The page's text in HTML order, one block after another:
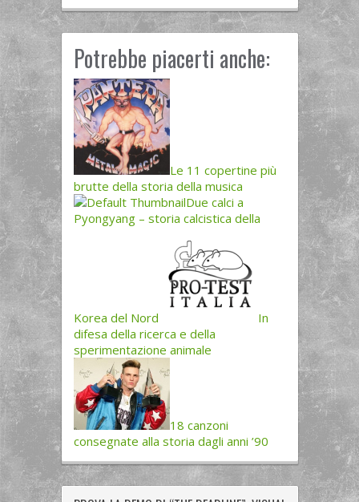
Potrebbe piacerti anche:
Le 11 copertine più
brutte della storia della musica
Due calci a
Pyongyang – storia calcistica della
Korea del Nord
In
difesa della ricerca e della
sperimentazione animale
18 canzoni
consegnate alla storia dagli anni ’90